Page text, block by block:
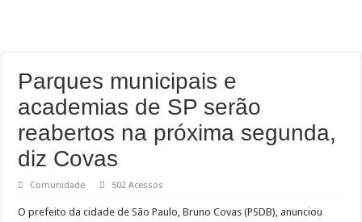
Parques municipais e
academias de SP serão
reabertos na próxima segunda,
diz Covas
Comunidade 502 Acessos
O prefeito da cidade de São Paulo, Bruno Covas (PSDB), anunciou